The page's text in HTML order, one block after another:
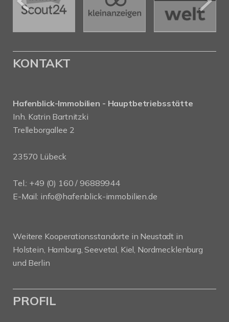
KONTAKT
Hafenblick-Immobilien - Hauptbetriebsstätte
Inh. Katrin Bartnitzki
Trelleborgallee 2
23570 Lübeck
Tel.: +49 (0) 160 / 96889944
E-Mail: info@hafenblick-immobilien.de
Weitere Kooperationsstandorte in Neustadt in
Holstein, Hamburg, Seevetal, Kiel, Nordmecklenburg
und Berlin
PROFIL